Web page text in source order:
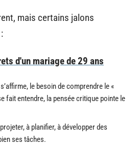
mais certains jalons
d'un mariage de 29 ans
le besoin de comprendre le «
fait entendre, la pensée critique pointe le
à planifier, à développer des
ses tâches.